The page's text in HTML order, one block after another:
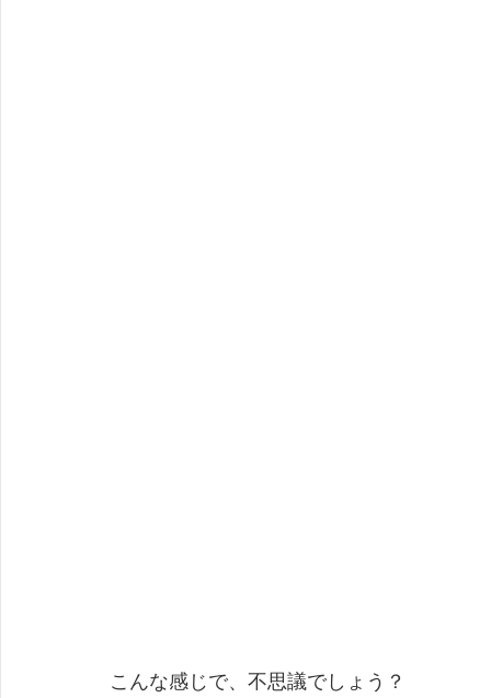
こんな感じで、不思議でしょう？